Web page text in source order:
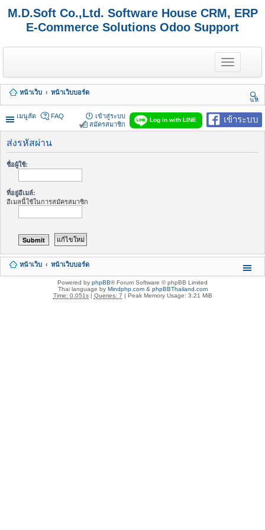
M.D.Soft Co.,Ltd. Software House CRM, ERP
E-Commerce Solutions Odoo Support
T
o
g
e
n
a
v
g
หน้าเว็บ
หน้าเว็บบอร์ด
นห
า
เมนูลัด
เข้าระบบ
Log in with LINE
FAQ
เข้าสู่ระบบ
สมัครสมาชิก
ส่งรหัสผ่าน
ชื่อผู้ใช้:
ที่อยู่อีเมล์:
อีเมลนี้ใช้ในการสมัครสมาชิก
หน้าเว็บ หน้าเว็บบอร์ด
Powered by phpBB® Forum Software © phpBB Limited
Thai language by Mindphp.com& phpBBThailand.com
Time: 0.051s| Queries: 7 | Peak Memory Usage: 3.21 MiB